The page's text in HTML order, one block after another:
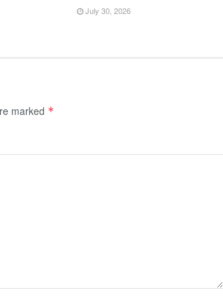
July 30, 2026
marked *